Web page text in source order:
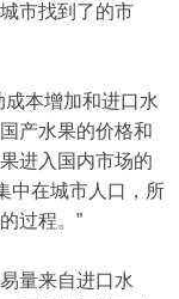
市找到了的市
本增加和进口水
产水果的价格和
进入国内市场的
中在城市人口，所
过程。”
量来自进口水